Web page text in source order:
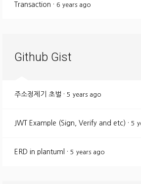
Transaction · 6 years ago
Github Gist
주소정제기 초벌 · 5 years ago
JWT Example (Sign, Verify and etc) · 5
ERD in plantuml · 5 years ago